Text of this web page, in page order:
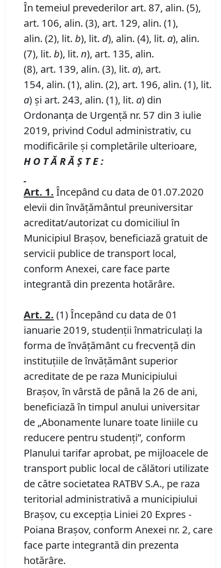
În temeiul prevederilor art. 87, alin. (5),
art. 106, alin. (3), art. 129, alin. (1),
alin. (2), lit. b), lit. d), alin. (4), lit. a), alin.
(7), lit. b), lit. n), art. 135, alin.
(8), art. 139, alin. (3), lit. a), art.
154, alin. (1), alin. (2), art. 196, alin. (1), lit.
a) și art. 243, alin. (1), lit. a) din
Ordonanța de Urgență nr. 57 din 3 iulie
2019, privind Codul administrativ, cu
modificările și completările ulterioare,
H O T Ă R Ă Ş T E :
Art. 1. Începând cu data de 01.07.2020
elevii din învăţământul preuniversitar
acreditat/autorizat cu domiciliul în
Municipiul Brașov, beneficiază gratuit de
servicii publice de transport local,
conform Anexei, care face parte
integrantă din prezenta hotărâre.
Art. 2. (1) Începând cu data de 01
ianuarie 2019, studenţii înmatriculaţi la
forma de învăţământ cu frecvenţă din
instituţiile de învăţământ superior
acreditate de pe raza Municipiului
Braşov, în vârstă de până la 26 de ani,
beneficiază în timpul anului universitar
de „Abonamente lunare toate liniile cu
reducere pentru studenţi”, conform
Planului tarifar aprobat, pe mijloacele de
transport public local de călători utilizate
de către societatea RATBV S.A., pe raza
teritorial administrativă a municipiului
Braşov, cu excepţia Liniei 20 Expres -
Poiana Braşov, conform Anexei nr. 2, care
face parte integrantă din prezenta
hotărâre.